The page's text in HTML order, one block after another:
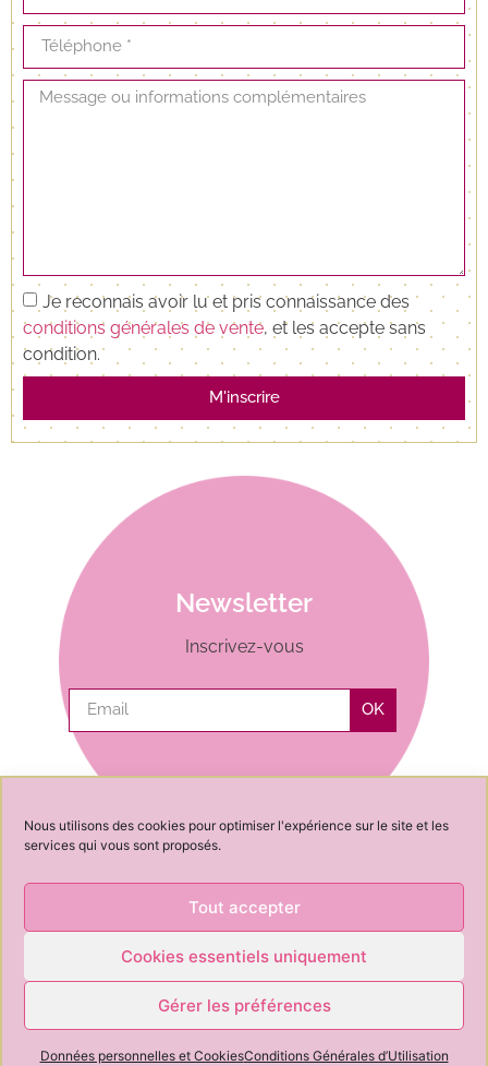
Nous utilisons des cookies pour optimiser l'expérience sur le site et les
services qui vous sont proposés.
Tout accepter
Cookies essentiels uniquement
Gérer les préférences
Données personnelles et CookiesConditions Générales d’Utilisation
Je reconnais avoir lu et pris connaissance des
conditions générales de vente, et les accepte sans
condition.
M'inscrire
Newsletter
Inscrivez-vous
OK
Contact Conseil À propos de CGV CGU
Newsletter OK